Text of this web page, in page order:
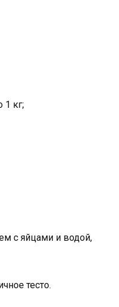
1 кг;
с яйцами и водой,
тесто.